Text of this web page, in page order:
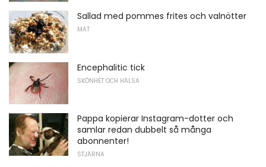
Sallad med pommes frites och valnötter
MAT
Encephalitic tick
SKÖNHET OCH HÄLSA
Pappa kopierar Instagram-dotter och
samlar redan dubbelt så många
abonnenter!
STJÄRNA